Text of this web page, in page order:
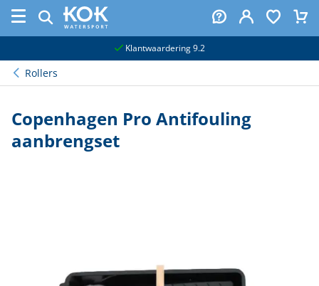
Klantwaardering 9.2
Rollers
Copenhagen Pro Antifouling
aanbrengset